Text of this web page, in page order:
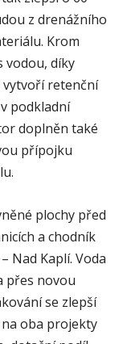
z drenážního
Krom
vodou, díky
vytvoří retenční
podkladní
doplněn také
přípojku
plochy před
a chodník
Nad Kaplí. Voda
přes novou
se zlepší
na oba projekty